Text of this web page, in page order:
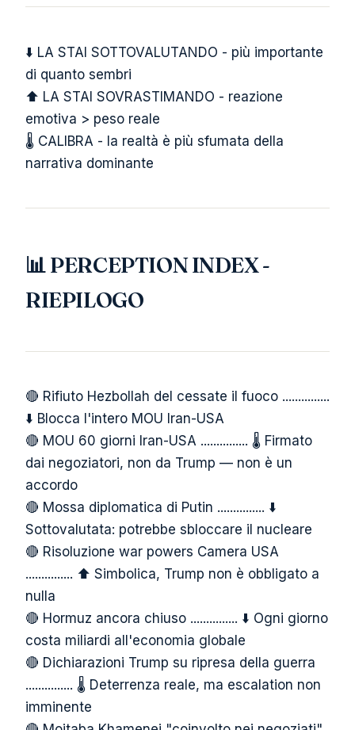
⬇️ LA STAI SOTTOVALUTANDO - più importante
di quanto sembri
⬆️ LA STAI SOVRASTIMANDO - reazione
emotiva > peso reale
🌡️ CALIBRA - la realtà è più sfumata della
narrativa dominante
📊 PERCEPTION INDEX -
RIEPILOGO
🔴 Rifiuto Hezbollah del cessate il fuoco ...............
⬇️ Blocca l'intero MOU Iran-USA
🔴 MOU 60 giorni Iran-USA ............... 🌡️ Firmato
dai negoziatori, non da Trump — non è un
accordo
🔴 Mossa diplomatica di Putin ............... ⬇️
Sottovalutata: potrebbe sbloccare il nucleare
🔴 Risoluzione war powers Camera USA
............... ⬆️ Simbolica, Trump non è obbligato a
nulla
🔴 Hormuz ancora chiuso ............... ⬇️ Ogni giorno
costa miliardi all'economia globale
🔴 Dichiarazioni Trump su ripresa della guerra
............... 🌡️ Deterrenza reale, ma escalation non
imminente